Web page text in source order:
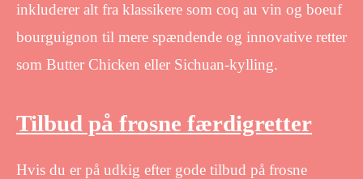
inkluderer alt fra klassikere som coq au vin og boeuf
bourguignon til mere spændende og innovative retter
som Butter Chicken eller Sichuan-kylling.
Tilbud på frosne færdigretter
Hvis du er på udkig efter gode tilbud på frosne